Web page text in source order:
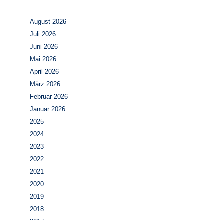
August 2026
Juli 2026
Juni 2026
Mai 2026
April 2026
März 2026
Februar 2026
Januar 2026
2025
2024
2023
2022
2021
2020
2019
2018